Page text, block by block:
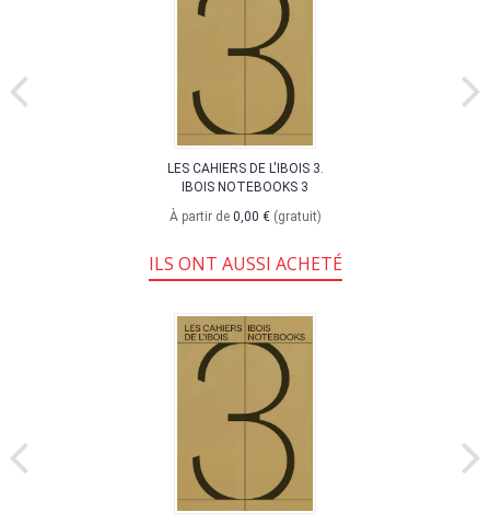
LES CAHIERS DE L'IBOIS 3.
IBOIS NOTEBOOKS 3
À partir de 0,00 € (gratuit)
ILS ONT AUSSI ACHETÉ